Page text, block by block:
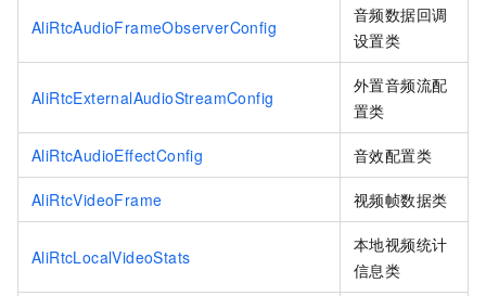
AliRtcAudioFrameObserverConfig
音频数据回调
设置类
AliRtcExternalAudioStreamConfig
外置音频流配
置类
AliRtcAudioEffectConfig 音效配置类
AliRtcVideoFrame 视频帧数据类
AliRtcLocalVideoStats
本地视频统计
信息类